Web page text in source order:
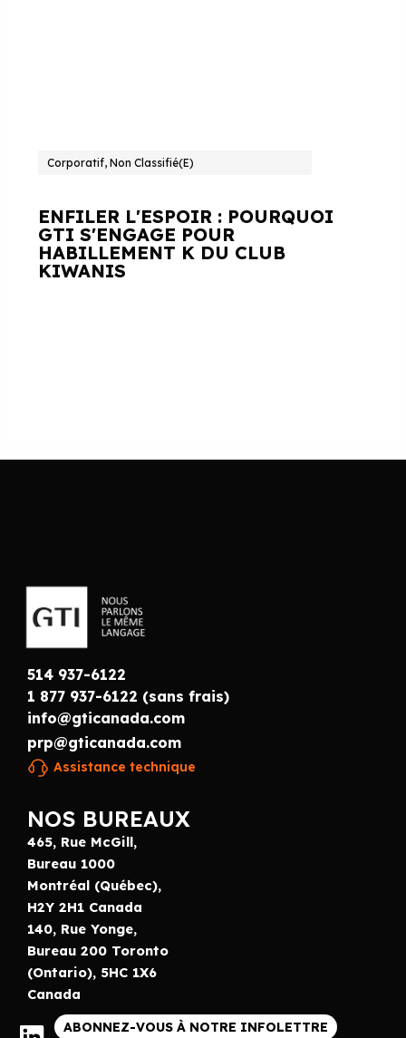
Corporatif, Non Classifié(e)
ENFILER L'ESPOIR : POURQUOI
GTI S'ENGAGE POUR
HABILLEMENT K DU CLUB
KIWANIS
514 937-6122
1 877 937-6122 (sans frais)
info@gticanada.com
prp@gticanada.com
Assistance technique
NOS BUREAUX
465, Rue McGill,
Bureau 1000
Montréal (Québec),
H2Y 2H1 Canada
140, Rue Yonge,
Bureau 200 Toronto
(Ontario), 5HC 1X6
Canada
ABONNEZ-VOUS À NOTRE INFOLETTRE